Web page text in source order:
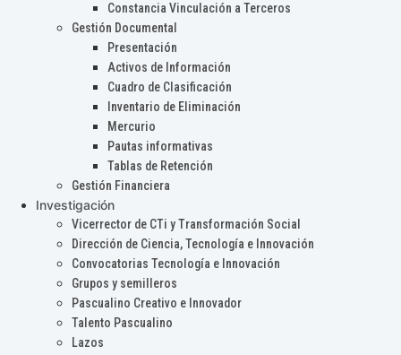
Constancia Vinculación a Terceros
Gestión Documental
Presentación
Activos de Información
Cuadro de Clasificación
Inventario de Eliminación
Mercurio
Pautas informativas
Tablas de Retención
Gestión Financiera
Investigación
Vicerrector de CTi y Transformación Social
Dirección de Ciencia, Tecnología e Innovación
Convocatorias Tecnología e Innovación
Grupos y semilleros
Pascualino Creativo e Innovador
Talento Pascualino
Lazos